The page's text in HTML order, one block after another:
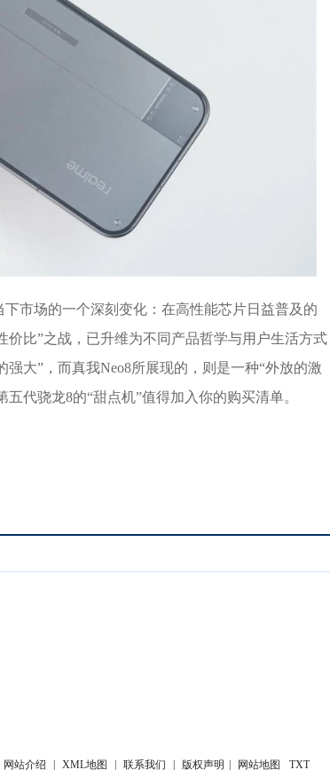
市场的一个深刻变化：在高性能芯片日益普及的
比”之战，已升维为不同产品哲学与用户生活方式
大”，而真我Neo8所展现的，则是一种“外放的激
代骁龙8的“甜点机”值得加入你的购买清单。
网站介绍 XML地图 联系我们 版权声明 网站地图 TXT